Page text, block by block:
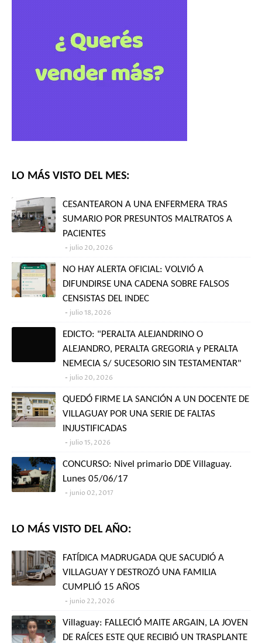
LO MÁS VISTO DEL MES:
CESANTEARON A UNA ENFERMERA TRAS
SUMARIO POR PRESUNTOS MALTRATOS A
PACIENTES
julio 20, 2026
NO HAY ALERTA OFICIAL: VOLVIÓ A
DIFUNDIRSE UNA CADENA SOBRE FALSOS
CENSISTAS DEL INDEC
julio 18, 2026
EDICTO: "PERALTA ALEJANDRINO O
ALEJANDRO, PERALTA GREGORIA y PERALTA
NEMECIA S/ SUCESORIO SIN TESTAMENTAR"
julio 20, 2026
QUEDÓ FIRME LA SANCIÓN A UN DOCENTE DE
VILLAGUAY POR UNA SERIE DE FALTAS
INJUSTIFICADAS
julio 15, 2026
CONCURSO: Nivel primario DDE Villaguay.
Lunes 05/06/17
junio 02, 2017
LO MÁS VISTO DEL AÑO:
FATÍDICA MADRUGADA QUE SACUDIÓ A
VILLAGUAY Y DESTROZÓ UNA FAMILIA
CUMPLIÓ 15 AÑOS
junio 22, 2026
Villaguay: FALLECIÓ MAITE ARGAIN, LA JOVEN
DE RAÍCES ESTE QUE RECIBIÓ UN TRASPLANTE